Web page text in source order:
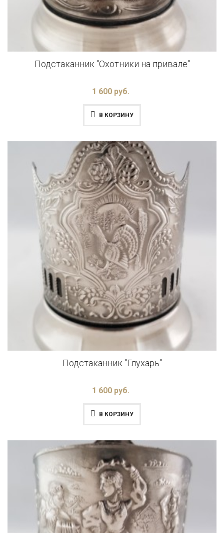
Подстаканник "Охотники на привале"
1 600 руб.
В КОРЗИНУ
Подстаканник "Глухарь"
1 600 руб.
В КОРЗИНУ